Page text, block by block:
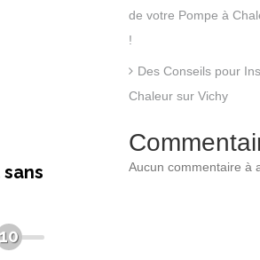
de votre Pompe à
!
Des Conseils pour
Chaleur sur Vichy
Aucun commentaire à